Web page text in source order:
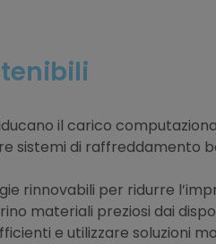
il carico
sistemi di raffreddamento
rinnovabili per ridurre
materiali preziosi dai
e utilizzare soluzioni